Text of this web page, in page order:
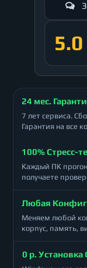
5.0
24 мес.
7 лет сервиса.
Гарантия на все
100% Стресс-
Каждый ПК
получаете
Любая
Меняем любой
корпус, память,
0 р. Установка